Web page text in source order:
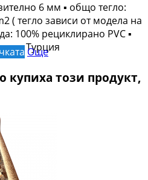
6 мм ▪ общо тегло:
( тегло зависи от модела на
100% рециклирано PVC ▪
Турция
Още
купиха този продукт,